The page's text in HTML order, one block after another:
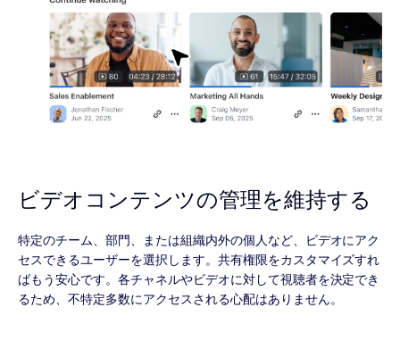
ビデオコンテンツの管理を維持する
特定のチーム、部門、または組織内外の個人など、ビデオにアク
セスできるユーザーを選択します。共有権限をカスタマイズすれ
ばもう安心です。各チャネルやビデオに対して視聴者を決定でき
るため、不特定多数にアクセスされる心配はありません。